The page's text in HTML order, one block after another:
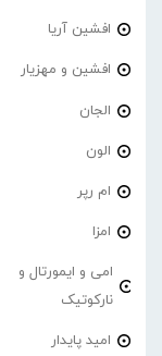
افشین آریا
افشین و مهزیار
الجان
الون
ام رپر
امزا
امی و ایمورتال و
نارکوتیک
امید پایدار